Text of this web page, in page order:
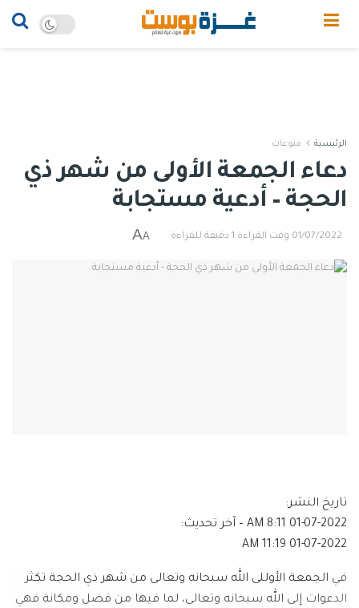
الرئيسية منوعات
دعاء الجمعة الأولى من شهر ذي
الحجة – أدعية مستجابة
01/07/2022 وقت القراءة:1 دقيقة للقراءة A
A
تاريخ النشر:
01-07-2022 8:11 AM
– آخر تحديث:
01-07-2022 11:19 AM
في الجمعة الأوللى الله سبحانه وتعالى من شهر ذي الحجة تكثر
الدعوات إلى الله سبحانه وتعالى، لما فيها من فضل ومكانة فهي